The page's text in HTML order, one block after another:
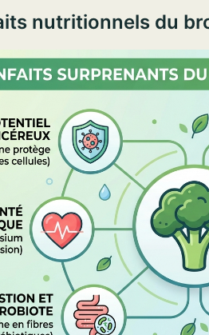
nutritionnels du